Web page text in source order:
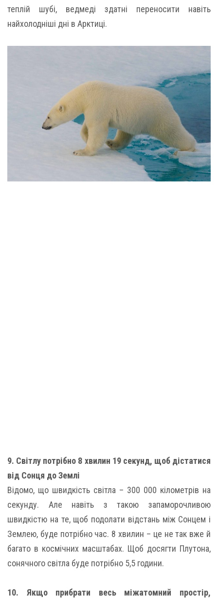
теплій шубі, ведмеді здатні переносити навіть
найхолодніші дні в Арктиці.
9. Світлу потрібно 8 хвилин 19 секунд, щоб дістатися
від Сонця до Землі
Відомо, що швидкість світла – 300 000 кілометрів на
секунду. Але навіть з такою запаморочливою
швидкістю на те, щоб подолати відстань між Сонцем і
Землею, буде потрібно час. 8 хвилин – це не так вже й
багато в космічних масштабах. Щоб досягти Плутона,
сонячного світла буде потрібно 5,5 години.
10. Якщо прибрати весь міжатомний простір,